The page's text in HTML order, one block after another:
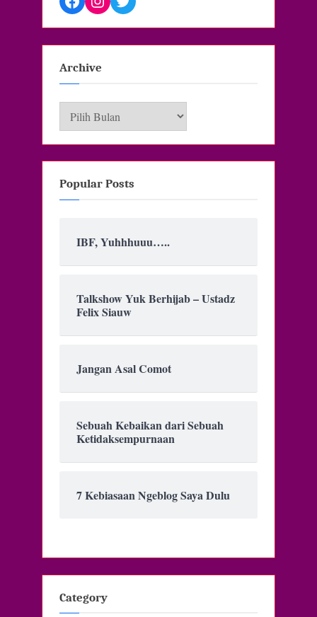
Archive
Archive
Popular Posts
IBF, Yuhhhuuu…..
Talkshow Yuk Berhijab – Ustadz
Felix Siauw
Jangan Asal Comot
Sebuah Kebaikan dari Sebuah
Ketidaksempurnaan
7 Kebiasaan Ngeblog Saya Dulu
Category